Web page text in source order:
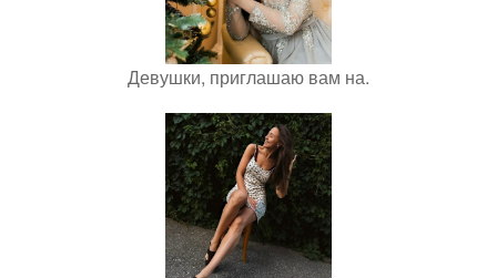
Девушки, приглашаю вам на.